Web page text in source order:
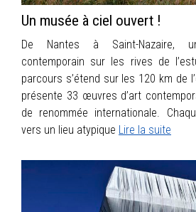
Un musée à ciel ouvert !
De Nantes à Saint-Nazaire,
contemporain sur les rives de
parcours s’étend sur les 120 km de
présente 33 œuvres d’art
de renommée internationale.
vers un lieu atypique Lire la suite